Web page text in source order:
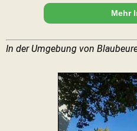
Mehr
In der Umgebung von